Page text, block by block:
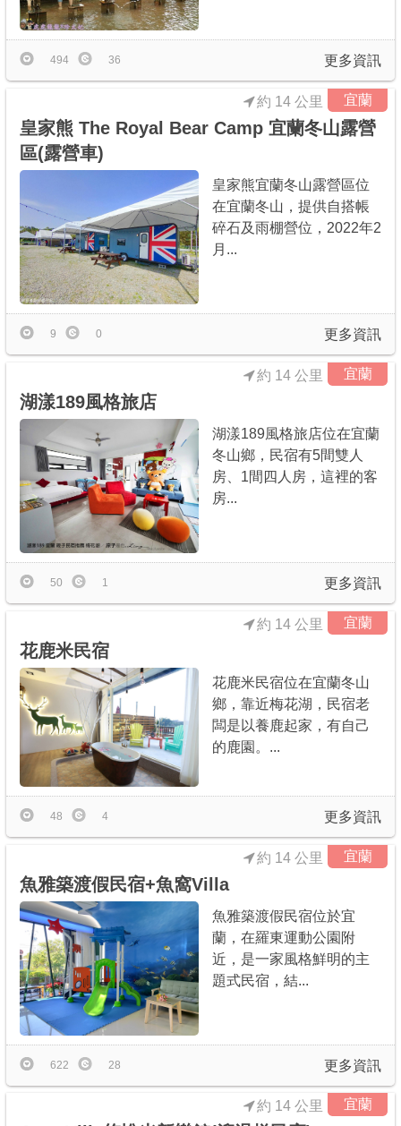
更多資訊
494 36
宜蘭
皇家熊 The Royal Bear Camp 宜蘭冬山露營
區(露營車)
約 14 公里
皇家熊宜蘭冬山露營區位
在宜蘭冬山，提供自搭帳
碎石及雨棚營位，2022年2
月...
更多資訊
9 0
宜蘭
湖漾189風格旅店
約 14 公里
湖漾189風格旅店位在宜蘭
冬山鄉，民宿有5間雙人
房、1間四人房，這裡的客
房...
更多資訊
50 1
宜蘭
花鹿米民宿
約 14 公里
花鹿米民宿位在宜蘭冬山
鄉，靠近梅花湖，民宿老
闆是以養鹿起家，有自己
的鹿園。...
更多資訊
48 4
宜蘭
魚雅築渡假民宿+魚窩Villa
約 14 公里
魚雅築渡假民宿位於宜
蘭，在羅東運動公園附
近，是一家風格鮮明的主
題式民宿，結...
更多資訊
622 28
宜蘭
約 14 公里